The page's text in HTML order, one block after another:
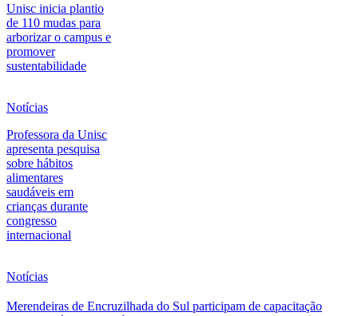
Unisc inicia plantio
de 110 mudas para
arborizar o campus e
promover
sustentabilidade
Notícias
Professora da Unisc
apresenta pesquisa
sobre hábitos
alimentares
saudáveis em
crianças durante
congresso
internacional
Notícias
Merendeiras de Encruzilhada do Sul participam de capacitação